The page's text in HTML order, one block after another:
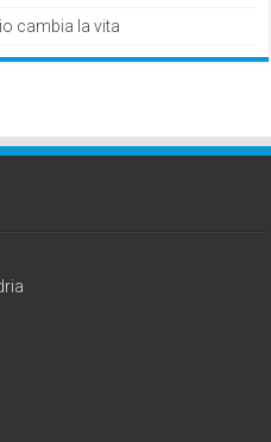
cambia la vita